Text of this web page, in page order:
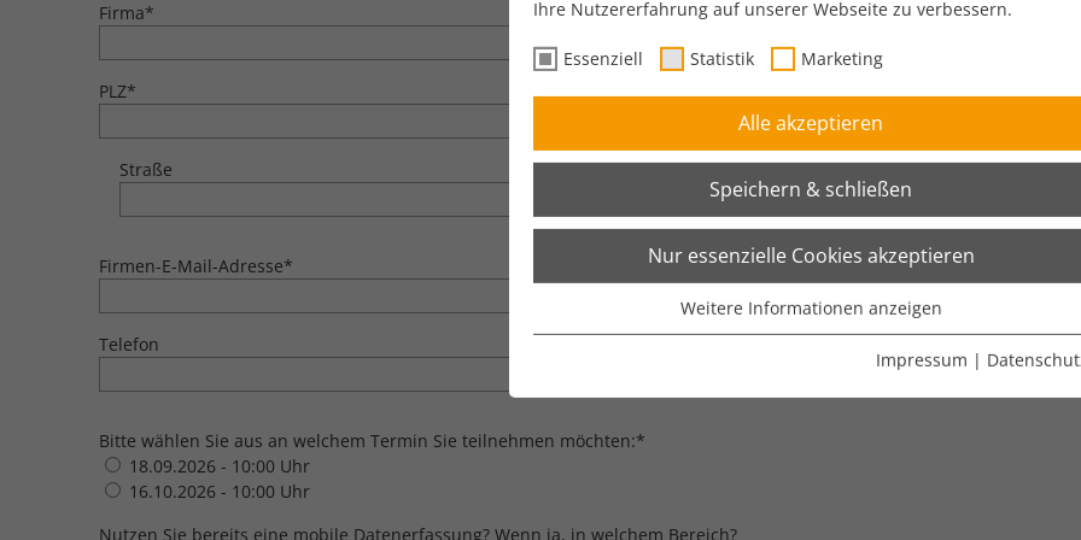
Firma*
PLZ* Ort
Straße
Firmen-E-Mail-Adresse*
Telefon
Bitte wählen Sie aus an welchem Termin Sie teilnehmen möchten:*
18.09.2026 - 10:00 Uhr
16.10.2026 - 10:00 Uhr
Nutzen Sie bereits eine mobile Datenerfassung? Wenn ja, in welchem Bereich?
Ihre Nutzererfahrung auf unserer Webseite zu verbessern.
Essenziell Statistik Marketing
Alle akzeptieren
Speichern & schließen
Nur essenzielle Cookies akzeptieren
Essenzielle Cookies werden für grundlegende Funktionen der
einwandfrei funktioniert.
Name
Statistik
Weitere Informationen anzeigen
Impressum |